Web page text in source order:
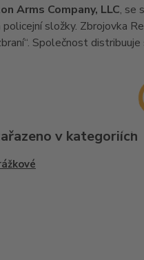
Arms Company, LLC, se
policejní složky. Zbrojovka
Společnost
v kategoriích